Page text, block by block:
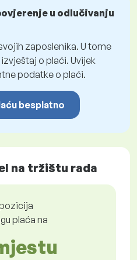
u odlučivanju
zaposlenika. U tome
o plaći. Uvijek
podatke o plaći.
besplatno
na tržištu rada
plaća na